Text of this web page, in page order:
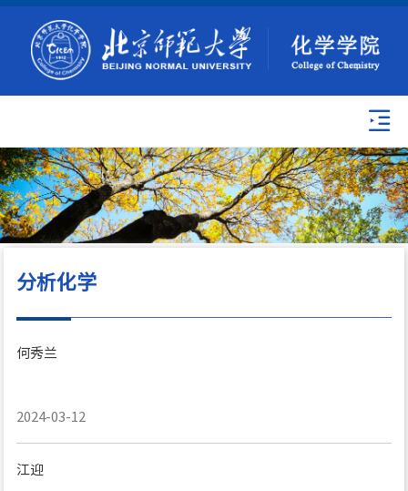
分析化学
何秀兰
2024-03-12
江迎